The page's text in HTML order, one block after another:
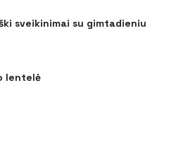
sveikinimai su gimtadieniu
lentelė